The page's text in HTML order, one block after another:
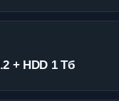
+ HDD 1 Тб